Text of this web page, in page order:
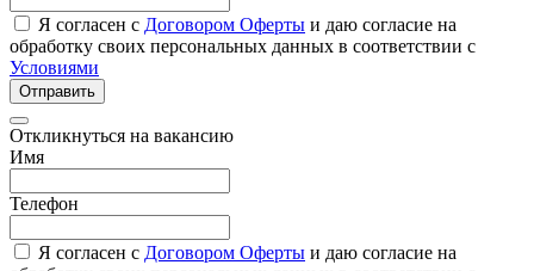
Я согласен с Договором Оферты и даю согласие на
обработку своих персональных данных в соответствии с
Условиями
Отправить
Откликнуться на вакансию
Имя
Телефон
Я согласен с Договором Оферты и даю согласие на